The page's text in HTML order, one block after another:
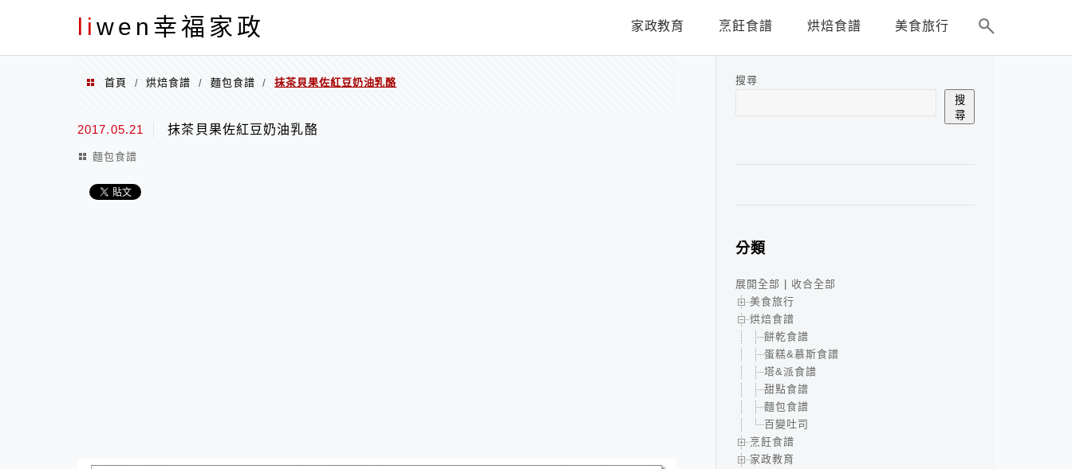
li wen幸福家政
menu
家政教育 烹飪食譜 烘焙食譜 美食旅行
首頁 / 烘焙食譜 / 麵包食譜 / 抹茶貝果佐紅豆奶油乳酪
2017.05.21 抹茶貝果佐紅豆奶油乳酪
麵包食譜
搜尋
搜
尋
分類
展開全部
收合全部
美食旅行
烘焙食譜
餅乾食譜
蛋糕&慕斯食譜
塔&派食譜
甜點食譜
麵包食譜
百變吐司
烹飪食譜
家政教育